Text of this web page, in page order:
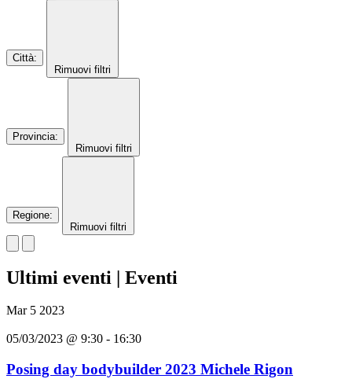
Città:
Rimuovi filtri
Provincia:
Rimuovi filtri
Regione:
Rimuovi filtri
Ultimi eventi | Eventi
Mar 5 2023
05/03/2023 @ 9:30 - 16:30
Posing day bodybuilder 2023 Michele Rigon